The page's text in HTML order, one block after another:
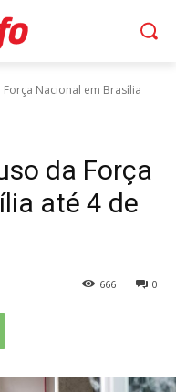
Nacional em Brasília
da Força
até 4 de
0
666